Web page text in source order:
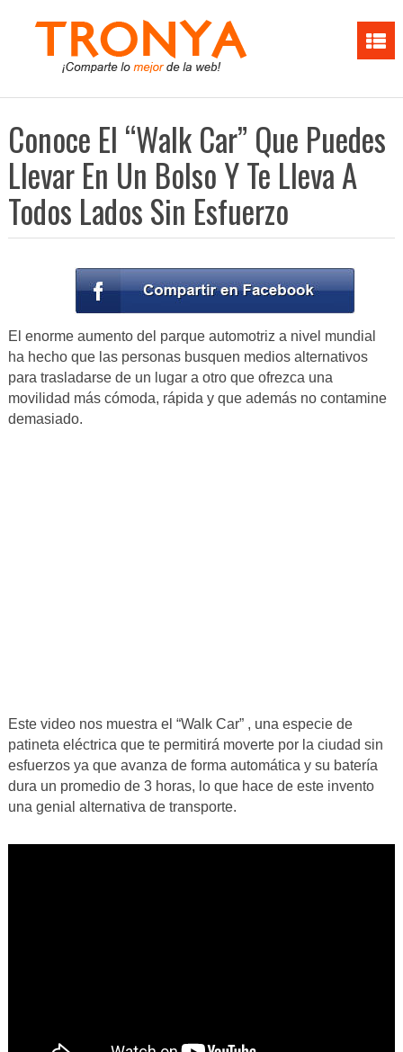
Conoce El “Walk Car” Que Puedes
Llevar En Un Bolso Y Te Lleva A
Todos Lados Sin Esfuerzo
El enorme aumento del parque automotriz a nivel mundial
ha hecho que las personas busquen medios alternativos
para trasladarse de un lugar a otro que ofrezca una
movilidad más cómoda, rápida y que además no contamine
demasiado.
Este video nos muestra el “Walk Car” , una especie de
patineta eléctrica que te permitirá moverte por la ciudad sin
esfuerzos ya que avanza de forma automática y su batería
dura un promedio de 3 horas, lo que hace de este invento
una genial alternativa de transporte.